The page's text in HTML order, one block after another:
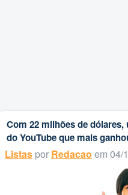
Com 22 milhões de
do YouTube que mais
Listas por Redacao em 04/